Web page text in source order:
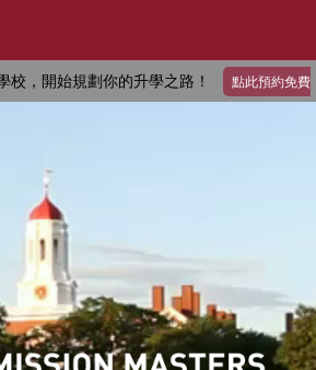
校，開始規劃你的升學之路！ 點此預約免費